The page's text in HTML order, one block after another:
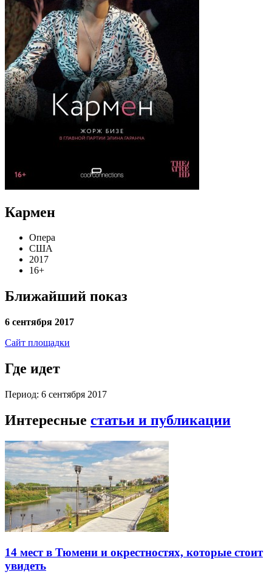
Кармен
Опера
США
2017
16+
Ближайший показ
6 сентября 2017
Сайт площадки
Где идет
Период: 6 сентября 2017
Интересные статьи и публикации
14 мест в Тюмени и окрестностях, которые стоит
увидеть